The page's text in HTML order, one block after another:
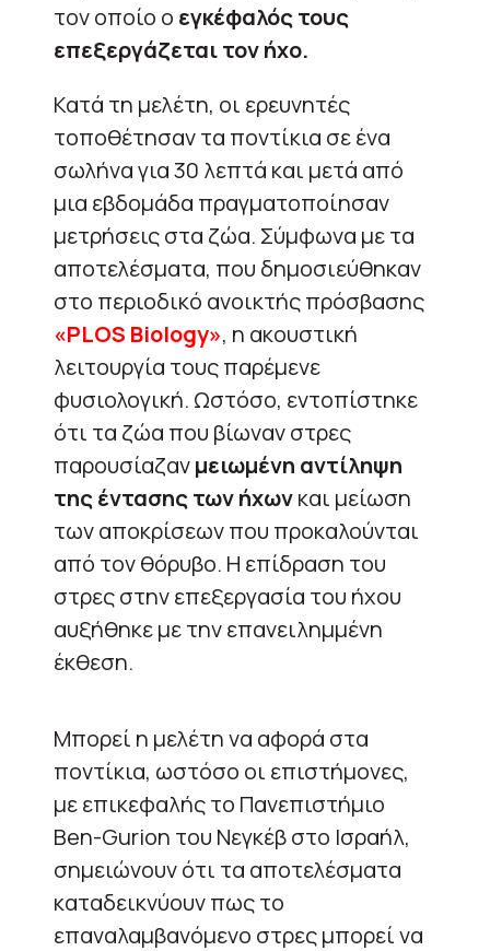
τον οποίο ο εγκέφαλός τους
επεξεργάζεται τον ήχο.
Κατά τη μελέτη, οι ερευνητές
τοποθέτησαν τα ποντίκια σε ένα
σωλήνα για 30 λεπτά και μετά από
μια εβδομάδα πραγματοποίησαν
μετρήσεις στα ζώα. Σύμφωνα με τα
αποτελέσματα, που δημοσιεύθηκαν
στο περιοδικό ανοικτής πρόσβασης
«PLOS Biology», η ακουστική
λειτουργία τους παρέμενε
φυσιολογική. Ωστόσο, εντοπίστηκε
ότι τα ζώα που βίωναν στρες
παρουσίαζανμειωμένη αντίληψη
της έντασης των ήχωνκαι μείωση
των αποκρίσεων που προκαλούνται
από τον θόρυβο. Η επίδραση του
στρες στην επεξεργασία του ήχου
αυξήθηκε με την επανειλημμένη
έκθεση.
Μπορεί η μελέτη να αφορά στα
ποντίκια, ωστόσο οι επιστήμονες,
με επικεφαλής το Πανεπιστήμιο
Ben-Gurion του Νεγκέβ στο Ισραήλ,
σημειώνουν ότι τα αποτελέσματα
καταδεικνύουν πως το
επαναλαμβανόμενο στρες μπορεί να